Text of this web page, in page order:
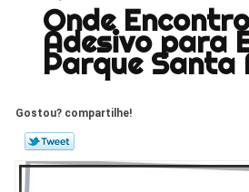
Onde
Adesivo para
Parque Santa
Gostou? compartilhe!